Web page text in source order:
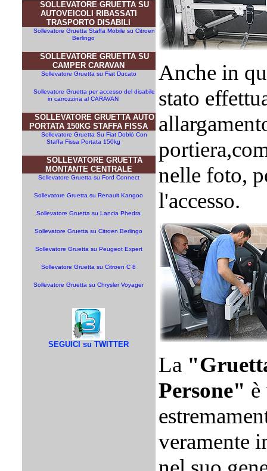
SOLLEVATORE GRUETTA SU
AUTOVEICOLI RIBASSATI
TRASPORTO DISABILI
Sollevatore Gruetta Staffa Mobile su Citroen
Berlingo
SOLLEVATORE GRUETTA SU
CAMPER CARAVAN
Sollevatore Gruetta su Fiat Ducato
Sollevatore Gruetta per accesso del disabile
in carrozzina al CARAVAN
SOLLEVATORE GRUETTA AUTO
PORTATA 150KG STAFFA FISSA
Sollevatore Gruetta Su Fiat Doblò Con
Staffa Fissa Portata 150kg
SOLLEVATORE GRUETTA
MONTANTE CENTRALE
Sollevatore Gruetta su Ford Connect
Sollevatore Gruetta su Renault Kangoo
Sollevatore Gruetta su Lancia Phedra
Sollevatore Gruetta su Citroen Berlingo
Sollevatore Gruetta su Peugeot Expert
Sollevatore Gruetta su Citroen C 8
Sollevatore Gruetta su Chrysler Voyager
SEGUICI su TWITTER
Anche in
stato
nelle foto,
l'accesso.
La
Persone"
veramente